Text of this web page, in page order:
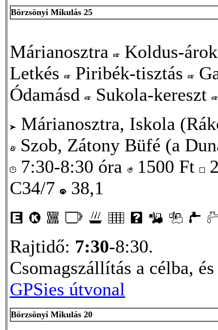
Börzsönyi Mikulás 25
Márianosztra
Koldus-
Letkés
Piribék-tisztás
Ódamásd
Sukola-kereszt
Márianosztra, Iskola
Szob, Zátony Büfé (a
7:30-8:30 óra
1500 Ft
C34/7
38,1
Rajtidő: 7:30-8:30.
Csomagszállítás a célba,
GPSies útvonal
Börzsönyi Mikulás 20